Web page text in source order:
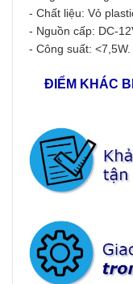
- Chất liệu: Vỏ
- Nguồn cấp: DC-
- Công suất: <7,5W.
ĐIỂM KHÁC